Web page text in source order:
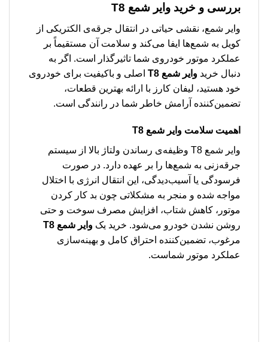
بررسی و خرید وایر شمع T8
وایر شمع، نقشی حیاتی در انتقال جرقه‌ی الکتریکی از
کویل به شمع‌ها ایفا می‌کند و سلامت آن مستقیماً بر
عملکرد موتور خودروی شما تاثیرگذار است. اگر به
دنبال خرید وایر شمع T8
اصلی و باکیفیت برای خودروی
خود هستید، لیفان کارز با ارائه بهترین قطعات،
تضمین‌کننده آرامش خاطر شما در رانندگی است.
اهمیت سلامت وایر شمع T8
وایر شمع T8 وظیفه‌ی رساندن ولتاژ بالا از سیستم
جرقه‌زنی به شمع‌ها را بر عهده دارد. در صورت
فرسودگی یا آسیب‌دیدگی، این انتقال انرژی با اختلال
مواجه شده و منجر به مشکلاتی چون بد کار کردن
موتور، کاهش شتاب، افزایش مصرف سوخت و حتی
روشن نشدن خودرو می‌شود. خرید یک وایر شمع T8
مرغوب، تضمین‌کننده احتراق کامل و بهینه‌سازی
عملکرد موتور شماست.